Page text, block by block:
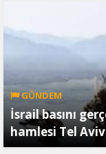
GÜNDEM
İsrail basını
hamlesi Tel